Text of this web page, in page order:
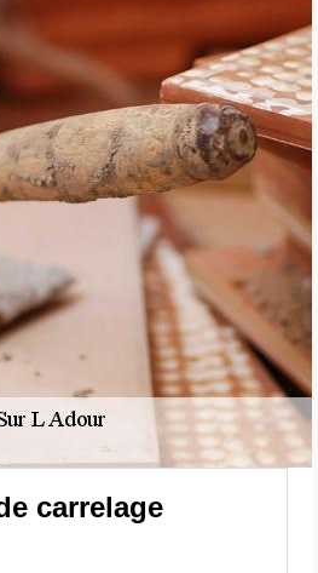
carrelage